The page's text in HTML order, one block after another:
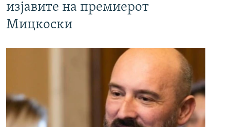
изјавите на премиерот
Мицкоски